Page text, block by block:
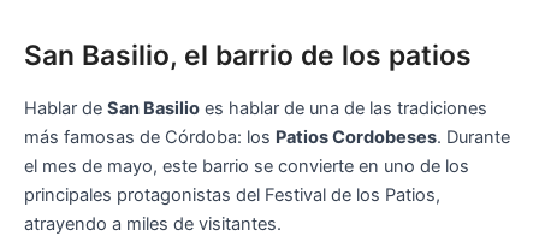
San Basilio, el barrio de los patios
Hablar de San Basilio es hablar de una de las tradiciones
más famosas de Córdoba: los Patios Cordobeses. Durante
el mes de mayo, este barrio se convierte en uno de los
principales protagonistas del Festival de los Patios,
atrayendo a miles de visitantes.